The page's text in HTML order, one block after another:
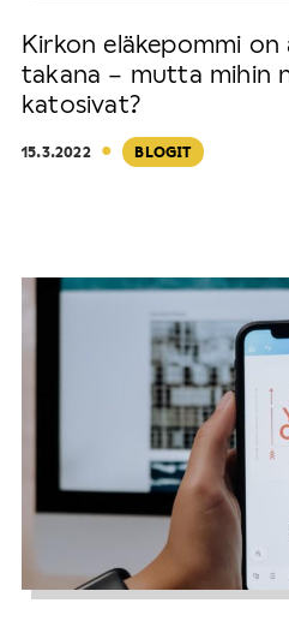
Kirkon eläkepommi
takana – mutta mihin
katosivat?
15.3.2022· BLOGIT